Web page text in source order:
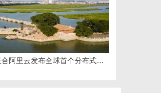
利星能联合阿里云发布全球首个分布式算电协同解决方案